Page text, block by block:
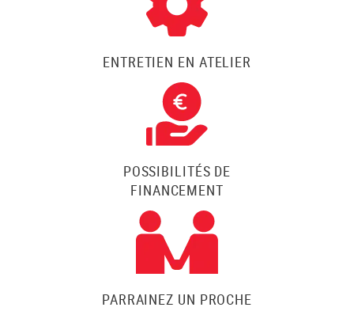
ENTRETIEN EN ATELIER
POSSIBILITÉS DE
FINANCEMENT
PARRAINEZ UN PROCHE